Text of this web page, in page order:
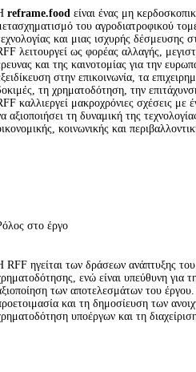
reframe.food είναι ένας μη
του αγροδιατροφικού
και μιας ισχυρής
λειτουργεί ως φορέας αλλαγής,
και της καινοτομίας για την
στην επικοινωνία, τα
τη χρηματοδότηση, την
καλλιεργεί μακροχρόνιες σχέσεις
αξιοποιήσει τη δυναμική της
κοινωνικής και
στο έργο
RFF ηγείται των δράσεων ανάπτυξης
ενώ είναι υπεύθυνη για
των αποτελεσμάτων του
και τη δημοσίευση των
υποέργων και τη